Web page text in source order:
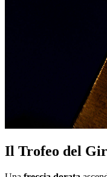
Il Trofeo del